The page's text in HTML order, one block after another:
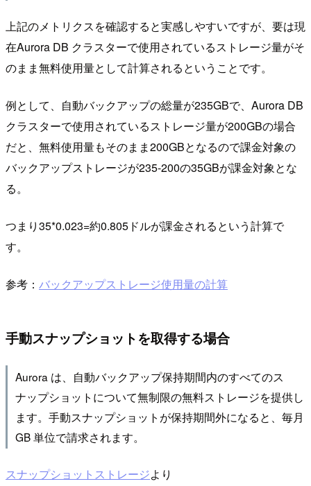
上記のメトリクスを確認すると実感しやすいですが、要は現
在Aurora DB クラスターで使用されているストレージ量がそ
のまま無料使用量として計算されるということです。
例として、自動バックアップの総量が235GBで、Aurora DB
クラスターで使用されているストレージ量が200GBの場合
だと、無料使用量もそのまま200GBとなるので課金対象の
バックアップストレージが235-200の35GBが課金対象とな
る。
つまり35*0.023=約0.805ドルが課金されるという計算で
す。
参考： バックアップストレージ使用量の計算
手動スナップショットを取得する場合
Aurora は、自動バックアップ保持期間内のすべてのス
ナップショットについて無制限の無料ストレージを提供し
ます。手動スナップショットが保持期間外になると、毎月
GB 単位で請求されます。
スナップショットストレージより